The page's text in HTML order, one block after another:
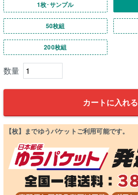
1枚･サンプル
50枚組
200枚組
カートに入れる
【枚】までゆうパケットご利用可能です。